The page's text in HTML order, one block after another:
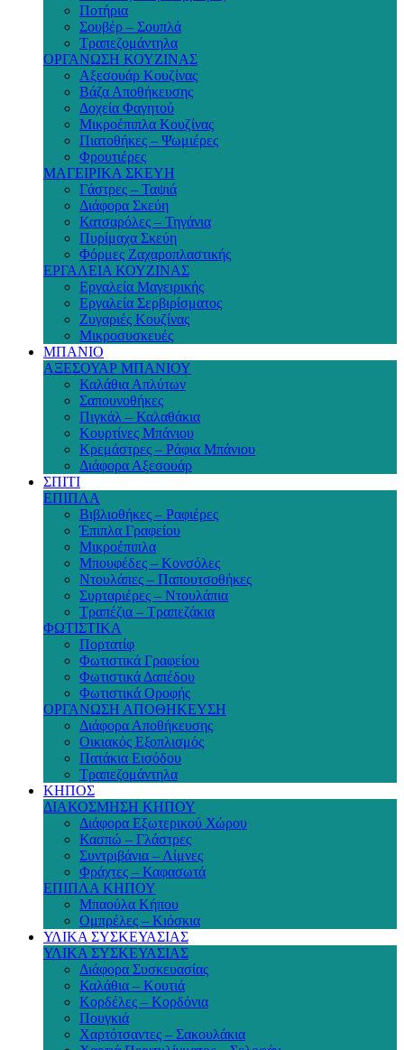
Ποτήρια
Σουβέρ – Σουπλά
Τραπεζομάντηλα
ΟΡΓΑΝΩΣΗ ΚΟΥΖΙΝΑΣ
Αξεσουάρ Κουζίνας
Βάζα Αποθήκευσης
Δοχεία Φαγητού
Μικροέπιπλα Κουζίνας
Πιατοθήκες – Ψωμιέρες
Φρουτιέρες
ΜΑΓΕΙΡΙΚΑ ΣΚΕΥΗ
Γάστρες – Ταψιά
Διάφορα Σκεύη
Κατσαρόλες – Τηγάνια
Πυρίμαχα Σκεύη
Φόρμες Ζαχαροπλαστικής
ΕΡΓΑΛΕΙΑ ΚΟΥΖΙΝΑΣ
Εργαλεία Μαγειρικής
Εργαλεία Σερβιρίσματος
Ζυγαριές Κουζίνας
Μικροσυσκευές
ΜΠΑΝΙΟ
ΑΞΕΣΟΥΑΡ ΜΠΑΝΙΟΥ
Καλάθια Απλύτων
Σαπουνοθήκες
Πιγκάλ – Καλαθάκια
Κουρτίνες Μπάνιου
Κρεμάστρες – Ράφια Μπάνιου
Διάφορα Αξεσουάρ
ΣΠΙΤΙ
ΕΠΙΠΛΑ
Βιβλιοθήκες – Ραφιέρες
Έπιπλα Γραφείου
Μικροέπιπλα
Μπουφέδες – Κονσόλες
Ντουλάπες – Παπουτσοθήκες
Συρταριέρες – Ντουλάπια
Τραπέζια – Τραπεζάκια
ΦΩΤΙΣΤΙΚΑ
Πορτατίφ
Φωτιστικά Γραφείου
Φωτιστικά Δαπέδου
Φωτιστικά Οροφής
ΟΡΓΑΝΩΣΗ ΑΠΟΘΗΚΕΥΣΗ
Διάφορα Αποθήκευσης
Οικιακός Εξοπλισμός
Πατάκια Εισόδου
Τραπεζομάντηλα
ΚΗΠΟΣ
ΔΙΑΚΟΣΜΗΣΗ ΚΗΠΟΥ
Διάφορα Εξωτερικού Χώρου
Κασπώ – Γλάστρες
Συντριβάνια – Λίμνες
Φράχτες – Καφασωτά
ΕΠΙΠΛΑ ΚΗΠΟΥ
Μπαούλα Κήπου
Ομπρέλες – Κιόσκια
ΥΛΙΚΑ ΣΥΣΚΕΥΑΣΙΑΣ
ΥΛΙΚΑ ΣΥΣΚΕΥΑΣΙΑΣ
Διάφορα Συσκευασίας
Καλάθια – Κουτιά
Κορδέλες – Κορδόνια
Πουγκιά
Χαρτότσαντες – Σακουλάκια